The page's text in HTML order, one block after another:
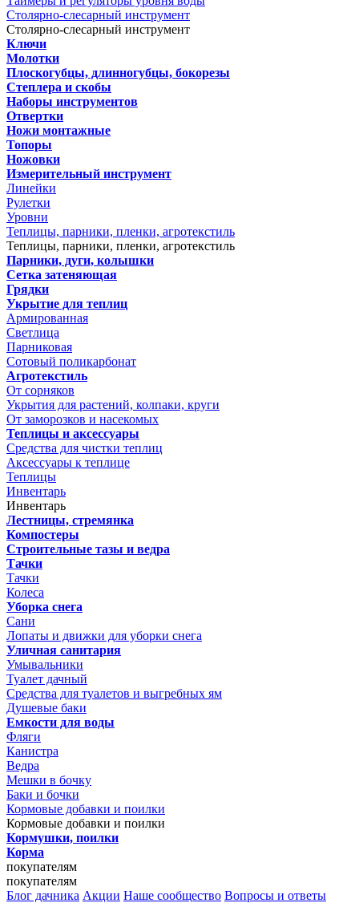
Столярно-слесарный инструмент
Столярно-слесарный инструмент
Ключи
Молотки
Плоскогубцы, длинногубцы, бокорезы
Степлера и скобы
Наборы инструментов
Отвертки
Ножи монтажные
Топоры
Ножовки
Измерительный инструмент
Линейки
Рулетки
Уровни
Теплицы, парники, пленки, агротекстиль
Теплицы, парники, пленки, агротекстиль
Парники, дуги, колышки
Сетка затеняющая
Грядки
Укрытие для теплиц
Армированная
Светлица
Парниковая
Сотовый поликарбонат
Агротекстиль
От сорняков
Укрытия для растений, колпаки, круги
От заморозков и насекомых
Теплицы и аксессуары
Средства для чистки теплиц
Аксессуары к теплице
Теплицы
Инвентарь
Инвентарь
Лестницы, стремянка
Компостеры
Строительные тазы и ведра
Тачки
Тачки
Колеса
Уборка снега
Сани
Лопаты и движки для уборки снега
Уличная санитария
Умывальники
Туалет дачный
Средства для туалетов и выгребных ям
Душевые баки
Емкости для воды
Фляги
Канистра
Ведра
Мешки в бочку
Баки и бочки
Кормовые добавки и поилки
Кормовые добавки и поилки
Кормушки, поилки
Корма
покупателям
покупателям
Блог дачника Акции Наше сообщество Вопросы и ответы